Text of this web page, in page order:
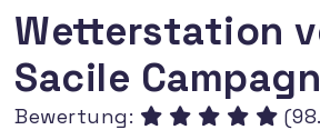
Wetterstation
Sacile
Bewertung: